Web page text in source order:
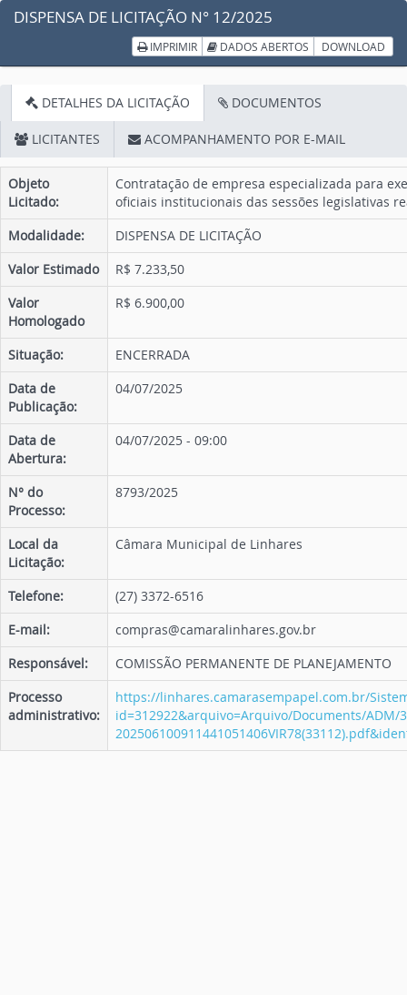
DISPENSA DE LICITAÇÃO N° 12/2025
IMPRIMIR DADOS ABERTOS DOWNLOAD
DETALHES DA LICITAÇÃO DOCUMENTOS
LICITANTES ACOMPANHAMENTO POR E-MAIL
Objeto
Licitado:
Contratação de empresa especializada para
oficiais institucionais das sessões legislativas
Modalidade:
DISPENSA DE LICITAÇÃO
Valor Estimado
R$ 7.233,50
Valor
Homologado
R$ 6.900,00
Situação:
ENCERRADA
Data de
Publicação:
04/07/2025
Data de
Abertura:
04/07/2025 - 09:00
N° do
Processo:
8793/2025
Local da
Licitação:
Câmara Municipal de Linhares
Telefone:
(27) 3372-6516
E-mail:
compras@camaralinhares.gov.br
Responsável:
COMISSÃO PERMANENTE DE PLANEJAMENTO
Processo
administrativo:
https://linhares.camarasempapel.com.br/
id=312922&arquivo=Arquivo/Documents/ADM/